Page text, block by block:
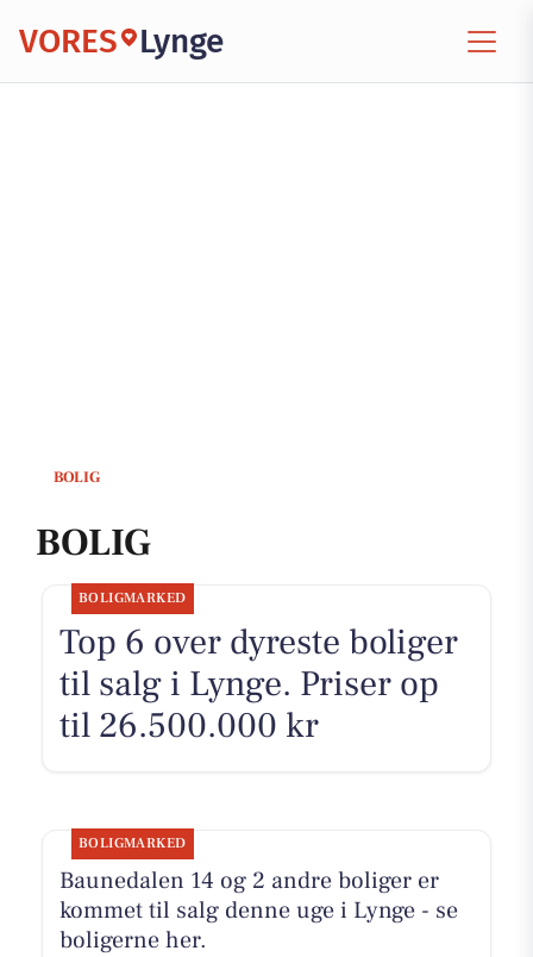
VORES Lynge
BOLIG
BOLIG
BOLIGMARKED
Top 6 over dyreste boliger
til salg i Lynge. Priser op
til 26.500.000 kr
BOLIGMARKED
Baunedalen 14 og 2 andre boliger er
kommet til salg denne uge i Lynge - se
boligerne her.